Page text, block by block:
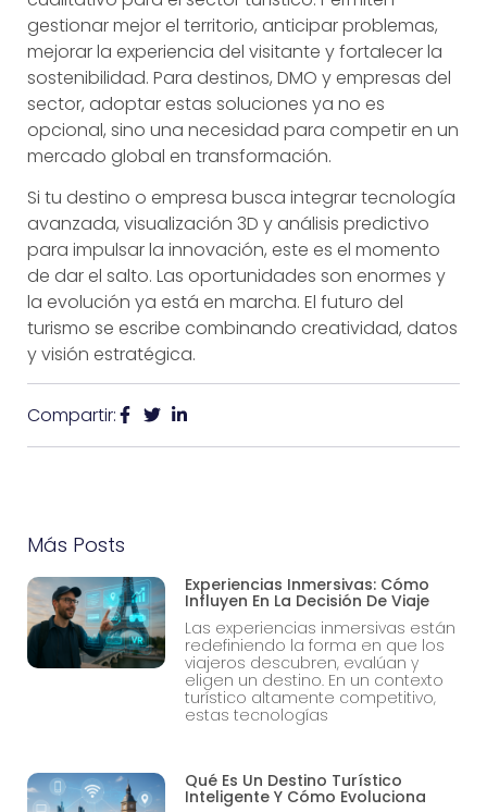
gestionar mejor el territorio, anticipar problemas,
mejorar la experiencia del visitante y fortalecer la
sostenibilidad. Para destinos, DMO y empresas del
sector, adoptar estas soluciones ya no es
opcional, sino una necesidad para competir en un
mercado global en transformación.
Si tu destino o empresa busca integrar tecnología
avanzada, visualización 3D y análisis predictivo
para impulsar la innovación, este es el momento
de dar el salto. Las oportunidades son enormes y
la evolución ya está en marcha. El futuro del
turismo se escribe combinando creatividad, datos
y visión estratégica.
Compartir:
Más Posts
Experiencias Inmersivas: Cómo
Influyen En La Decisión De Viaje
Las experiencias inmersivas están
redefiniendo la forma en que los
viajeros descubren, evalúan y
eligen un destino. En un contexto
turístico altamente competitivo,
estas tecnologías
Qué Es Un Destino Turístico
Inteligente Y Cómo Evoluciona